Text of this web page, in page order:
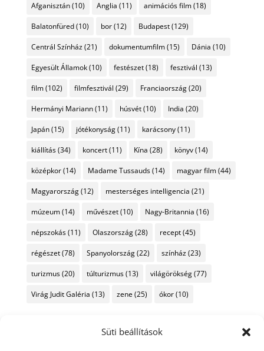
Süti beállítások
Afganisztán(10) Anglia (11) animációs film(18)
Balatonfüred(10) bor(12) Budapest(129)
Centrál Színház(21) dokumentumfilm(15) Dánia (10)
Egyesült Államok(10) festészet(18) fesztivál (13)
film(102) filmfesztivál (29) Franciaország(20)
Hermányi Mariann(11) húsvét(10) India (20)
Japán(15) jótékonyság(11) karácsony(11)
kiállítás(34) koncert(11) Kína (28) könyv(14)
középkor(14) Madame Tussauds(14) magyar film(44)
Magyarország(12) mesterséges intelligencia (21)
múzeum(14) művészet(10) Nagy-Britannia (16)
népszokás(11) Olaszország(28) recept(45)
régészet(78) Spanyolország(22) színház(23)
turizmus(20) túlturizmus(13) világörökség(77)
Virág Judit Galéria (13) zene (25) ókor(10)